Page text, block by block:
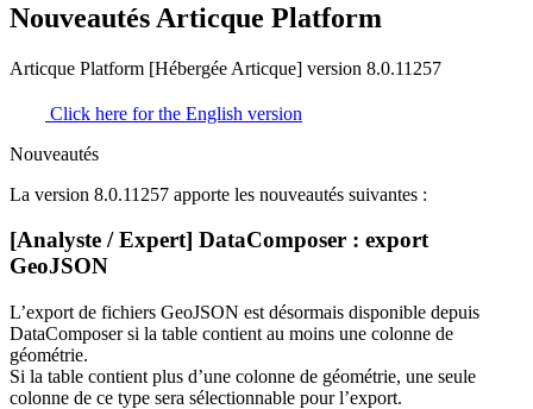
Nouveautés Articque Platform
Articque Platform [Hébergée Articque] version 8.0.11257
Click here for the English version
Nouveautés
La version 8.0.11257 apporte les nouveautés suivantes :
[Analyste / Expert] DataComposer : export
GeoJSON
L’export de fichiers GeoJSON est désormais disponible depuis
DataComposer si la table contient au moins une colonne de
géométrie.
Si la table contient plus d’une colonne de géométrie, une seule
colonne de ce type sera sélectionnable pour l’export.